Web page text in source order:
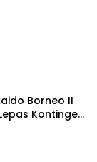
Borneo II
Kontingen